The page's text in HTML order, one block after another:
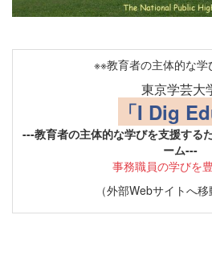
※※教育者の主体的な学
東京学芸大
「I Dig
---教育者の主体的な学びを支援する
ーム---
事務職員の学びを
（外部Webサイトへ移